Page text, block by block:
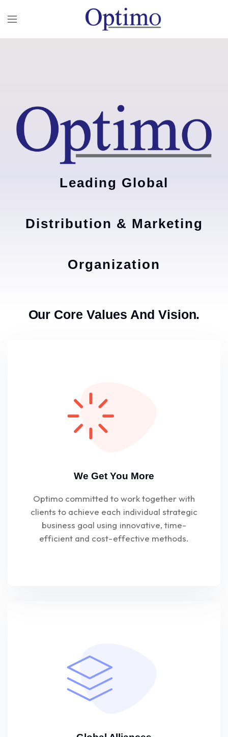
Leading Global
Distribution & Marketing
Organization
Our Core Values And Vision.
We Get You More
Optimo committed to work together with
clients to achieve each individual strategic
business goal using innovative, time-
efficient and cost-effective methods.